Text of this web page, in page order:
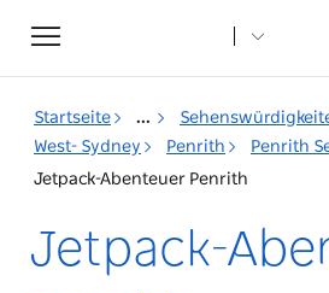
Toggle
navigation
Startseite ...
West- Sydney
Penrith
Penrith
Jetpack-Abenteuer Penrith
Jetpack-